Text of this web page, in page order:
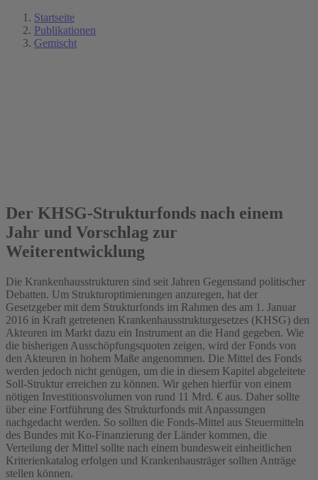
Startseite
Publikationen
Gemischt
Der KHSG-Strukturfonds nach einem
Jahr und Vorschlag zur
Weiterentwicklung
Die Krankenhausstrukturen sind seit Jahren Gegenstand politischer
Debatten. Um Strukturoptimierungen anzuregen, hat der
Gesetzgeber mit dem Strukturfonds im Rahmen des am 1. Januar
2016 in Kraft getretenen Krankenhausstrukturgesetzes (KHSG) den
Akteuren im Markt dazu ein Instrument an die Hand gegeben. Wie
die bisherigen Ausschöpfungsquoten zeigen, wird der Fonds von
den Akteuren in hohem Maße angenommen. Die Mittel des Fonds
werden jedoch nicht genügen, um die in diesem Kapitel abgeleitete
Soll-Struktur erreichen zu können. Wir gehen hierfür von einem
nötigen Investitionsvolumen von rund 11 Mrd. € aus. Daher sollte
über eine Fortführung des Strukturfonds mit Anpassungen
nachgedacht werden. So sollten die Fonds-Mittel aus Steuermitteln
des Bundes mit Ko-Finanzierung der Länder kommen, die
Verteilung der Mittel sollte nach einem bundesweit einheitlichen
Kriterienkatalog erfolgen und Krankenhausträger sollten Anträge
stellen können.